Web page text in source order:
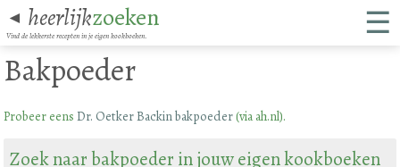
◄ heerlijkzoeken
Vind de lekkerste recepten in je eigen kookboeken. ☰
Bakpoeder
Probeer eensDr. Oetker Backin bakpoeder(via ah.nl).
Zoek naar bakpoeder in jouw eigen kookboeken